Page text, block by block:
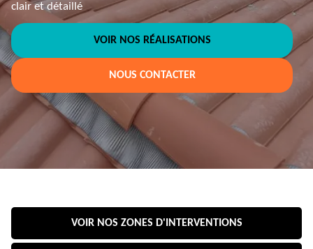
clair et détaillé
VOIR NOS RÉALISATIONS
NOUS CONTACTER
VOIR NOS ZONES D'INTERVENTIONS